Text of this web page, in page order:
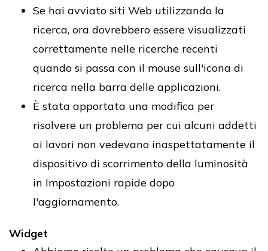
Se hai avviato siti Web utilizzando la
ricerca, ora dovrebbero essere visualizzati
correttamente nelle ricerche recenti
quando si passa con il mouse sull'icona di
ricerca nella barra delle applicazioni.
È stata apportata una modifica per
risolvere un problema per cui alcuni addetti
ai lavori non vedevano inaspettatamente il
dispositivo di scorrimento della luminosità
in Impostazioni rapide dopo
l'aggiornamento.
Widget